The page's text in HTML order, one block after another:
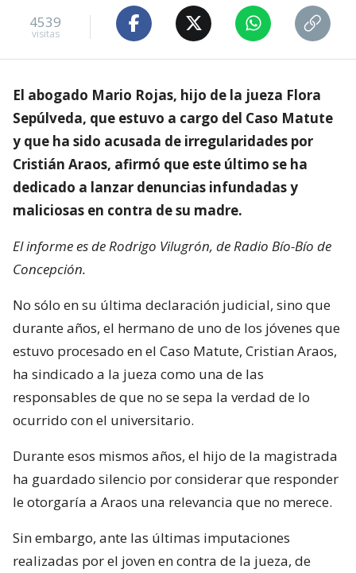
4539
visitas
El abogado Mario Rojas, hijo de la jueza Flora
Sepúlveda, que estuvo a cargo del Caso Matute
y que ha sido acusada de irregularidades por
Cristián Araos, afirmó que este último se ha
dedicado a lanzar denuncias infundadas y
maliciosas en contra de su madre.
El informe es de Rodrigo Vilugrón, de Radio Bío-Bío de
Concepción.
No sólo en su última declaración judicial, sino que
durante años, el hermano de uno de los jóvenes que
estuvo procesado en el Caso Matute, Cristian Araos,
ha sindicado a la jueza como una de las
responsables de que no se sepa la verdad de lo
ocurrido con el universitario.
Durante esos mismos años, el hijo de la magistrada
ha guardado silencio por considerar que responder
le otorgaría a Araos una relevancia que no merece.
Sin embargo, ante las últimas imputaciones
realizadas por el joven en contra de la jueza, de